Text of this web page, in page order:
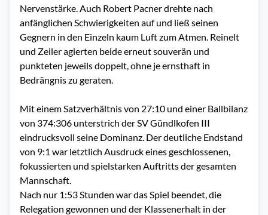
Nervenstärke. Auch Robert Pacner drehte nach
anfänglichen Schwierigkeiten auf und ließ seinen
Gegnern in den Einzeln kaum Luft zum Atmen. Reinelt
und Zeiler agierten beide erneut souverän und
punkteten jeweils doppelt, ohne je ernsthaft in
Bedrängnis zu geraten.
Mit einem Satzverhältnis von 27:10 und einer Ballbilanz
von 374:306 unterstrich der SV Gündlkofen III
eindrucksvoll seine Dominanz. Der deutliche Endstand
von 9:1 war letztlich Ausdruck eines geschlossenen,
fokussierten und spielstarken Auftritts der gesamten
Mannschaft.
Nach nur 1:53 Stunden war das Spiel beendet, die
Relegation gewonnen und der Klassenerhalt in der